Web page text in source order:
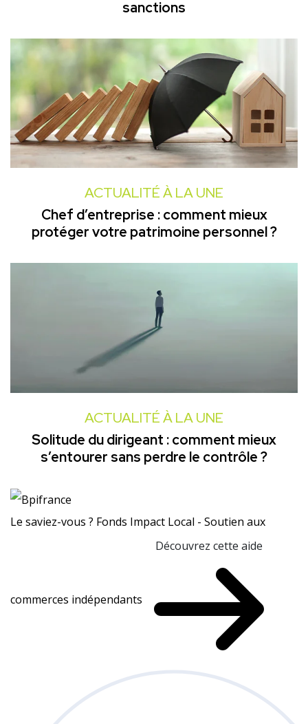
sanctions
ACTUALITÉ À LA UNE
Chef d’entreprise : comment mieux
protéger votre patrimoine personnel ?
ACTUALITÉ À LA UNE
Solitude du dirigeant : comment mieux
s’entourer sans perdre le contrôle ?
Le saviez-vous ? Fonds Impact Local - Soutien aux
commerces indépendants
Découvrez cette aide